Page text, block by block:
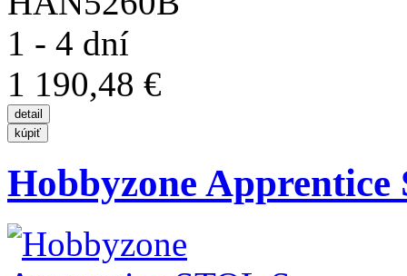
1 - 4 dní
1 190,48 €
Hobbyzone Apprentice